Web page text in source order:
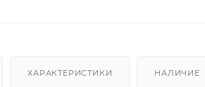
ХАРАКТЕРИСТИКИ НАЛИЧИЕ